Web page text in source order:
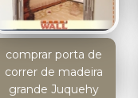
comprar porta de
correr de madeira
grande Juquehy